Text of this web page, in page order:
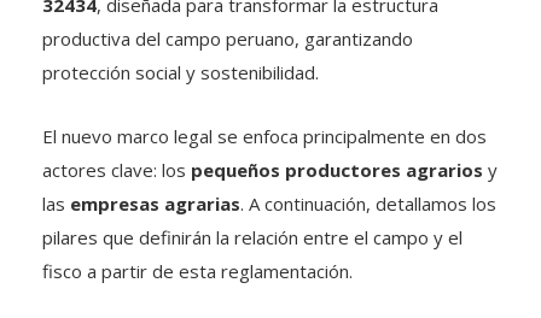
productiva del campo peruano, garantizando
protección social y sostenibilidad.
actores clave: lospequeños productores agrariosy
lasempresas agrarias. A continuación, detallamos los
pilares que definirán la relación entre el campo y el
fisco a partir de esta reglamentación.